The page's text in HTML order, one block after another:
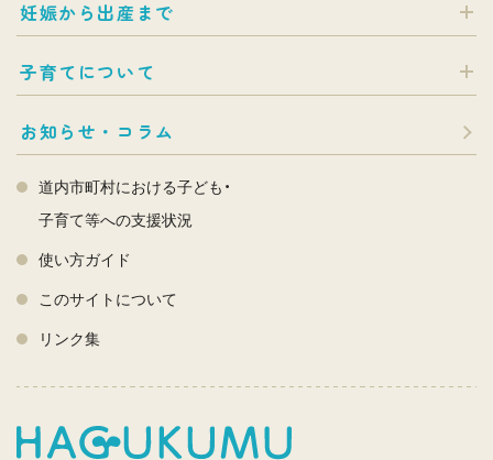
妊娠から出産まで
子育てについて
お知らせ・コラム
道内市町村における子ども・
子育て等への支援状況
使い方ガイド
このサイトについて
リンク集